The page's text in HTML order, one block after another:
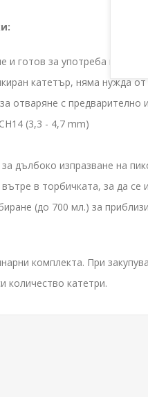
и готов за употреба комплект
катетър, няма нужда
отваряне с
(3,3 - 4,7 mm)
дълбоко изпразване на
в торбичката, за да
(до 700 мл.) за
комплекта. При
количество катетри.